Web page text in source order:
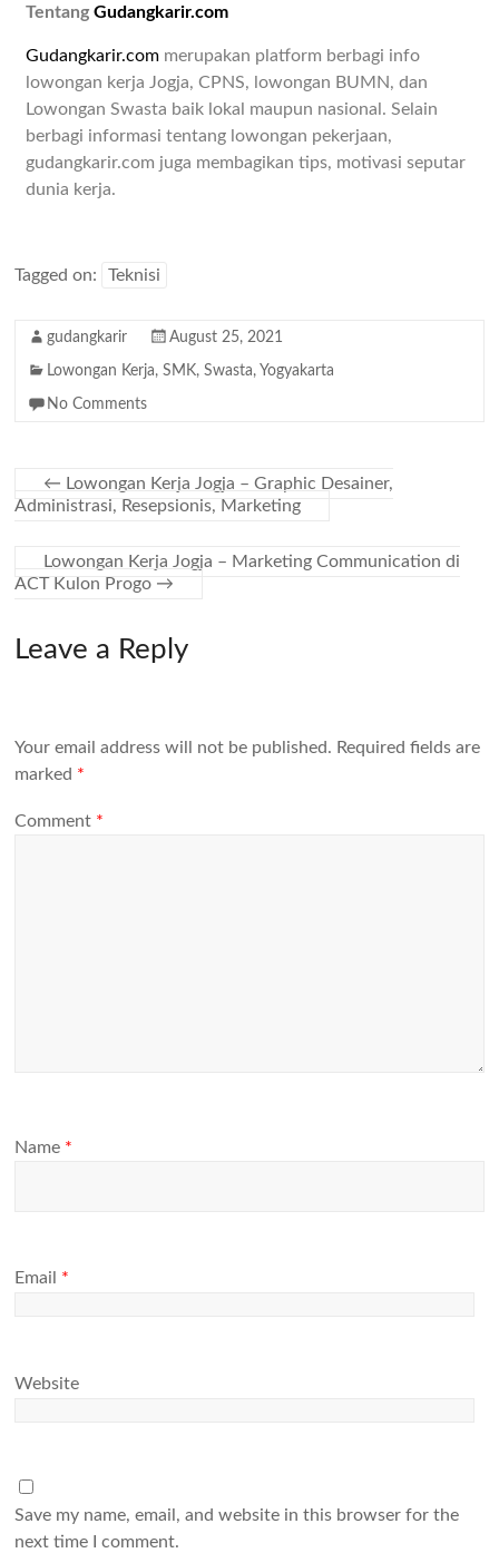
TentangGudangkarir.com
Gudangkarir.com merupakan platform berbagi info
lowongan kerja Jogja, CPNS, lowongan BUMN, dan
Lowongan Swasta baik lokal maupun nasional. Selain
berbagi informasi tentang lowongan pekerjaan,
gudangkarir.com juga membagikan tips, motivasi seputar
dunia kerja.
Tagged on: Teknisi
gudangkarir August 25, 2021
Lowongan Kerja,SMK,Swasta, Yogyakarta
No Comments
← Lowongan Kerja Jogja – Graphic Desainer,
Administrasi, Resepsionis, Marketing
Lowongan Kerja Jogja – Marketing Communication di
ACT Kulon Progo →
Leave a Reply
Your email address will not be published. Required fields are
marked *
Comment *
Name *
Email *
Website
Save my name, email, and website in this browser for the
next time I comment.